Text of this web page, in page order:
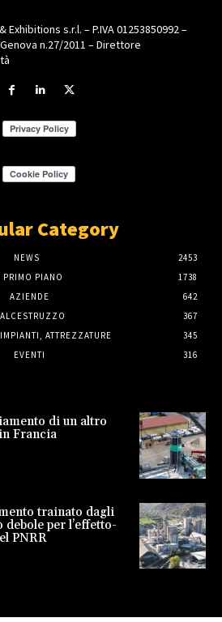
s.r.l. – P.IVA 01253850992 –
n.27/2011 – Direttore
Category
NEWS
2453
PRIMO PIANO
1738
AZIENDE
642
367
ATTREZZATURE
345
EVENTI
316
di un altro
Francia
trainato dagli
per l’effetto-
PNRR